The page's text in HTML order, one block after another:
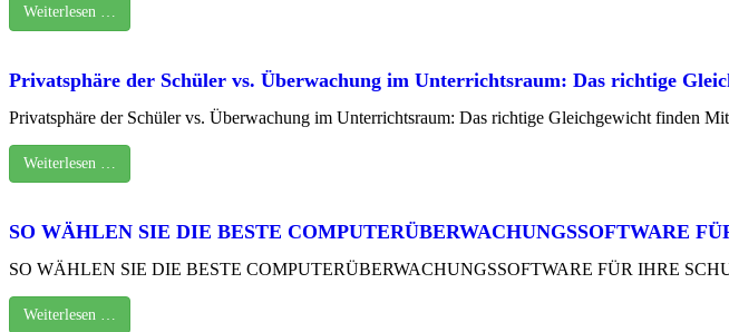
Weiterlesen …
Privatsphäre der Schüler vs. Überwachung im Unterrichtsraum: Das richtige
Privatsphäre der Schüler vs. Überwachung im Unterrichtsraum: Das richtige Gleichgewicht finden
Weiterlesen …
SO WÄHLEN SIE DIE BESTE COMPUTERÜBERWACHUNGSSOFTWARE
SO WÄHLEN SIE DIE BESTE COMPUTERÜBERWACHUNGSSOFTWARE FÜR IHRE
Weiterlesen …